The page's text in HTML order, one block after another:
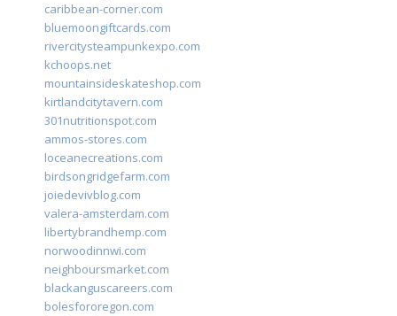
caribbean-corner.com
bluemoongiftcards.com
rivercitysteampunkexpo.com
kchoops.net
mountainsideskateshop.com
kirtlandcitytavern.com
301nutritionspot.com
ammos-stores.com
loceanecreations.com
birdsongridgefarm.com
joiedevivblog.com
valera-amsterdam.com
libertybrandhemp.com
norwoodinnwi.com
neighboursmarket.com
blackanguscareers.com
bolesfororegon.com